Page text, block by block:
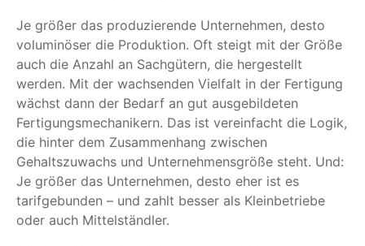
Je größer das produzierende Unternehmen, desto
voluminöser die Produktion. Oft steigt mit der Größe
auch die Anzahl an Sachgütern, die hergestellt
werden. Mit der wachsenden Vielfalt in der Fertigung
wächst dann der Bedarf an gut ausgebildeten
Fertigungsmechanikern. Das ist vereinfacht die Logik,
die hinter dem Zusammenhang zwischen
Gehaltszuwachs und Unternehmensgröße steht. Und:
Je größer das Unternehmen, desto eher ist es
tarifgebunden – und zahlt besser als Kleinbetriebe
oder auch Mittelständler.